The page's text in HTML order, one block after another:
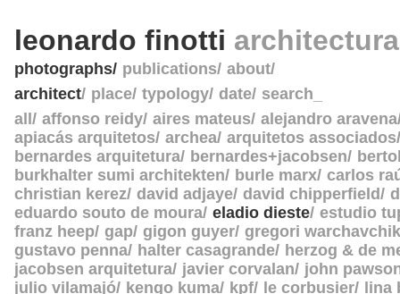
leonardo finotti
photographs publications about
architect place typology date search_
all
affonso reidy aires mateus alejandro aravena
apiacás arquitetos archea arquitetos associados
bernardes arquitetura
bernardes+jacobsen
burkhalter sumi architekten
burle marx carlos
christian kerez david adjaye david chipperfield
eduardo souto de moura eladio dieste estudio
franz heep gap gigon guyer gregori warchavchik
gustavo penna
halter casagrande
herzog & de
jacobsen arquitetura javier corvalan
john
julio vilamajó
kengo kuma kpf le corbusier
lina